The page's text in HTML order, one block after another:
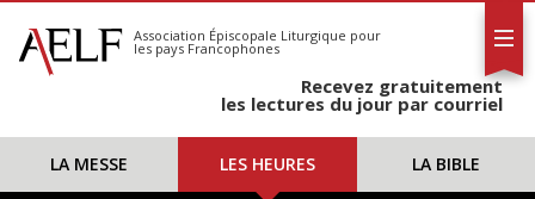
S'abonner
Calendrier
Association Épiscopale Liturgique pour
les pays Francophones
Recevez gratuitement
les lectures du jour par courriel
LA MESSE LES HEURES LA BIBLE